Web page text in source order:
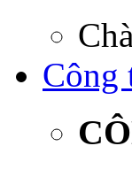
Công